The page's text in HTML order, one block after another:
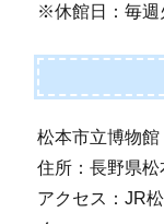
※休館日：毎週
松本市立博物館
住所：長野県
アクセス：JR